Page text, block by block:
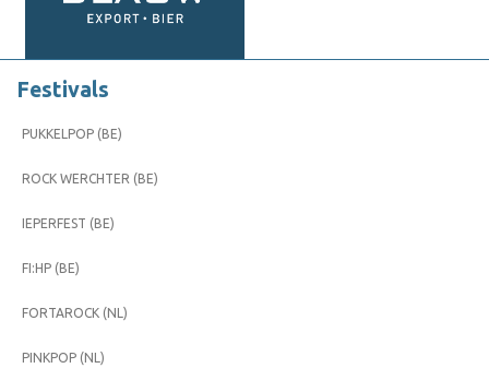
Festivals
PUKKELPOP (BE)
ROCK WERCHTER (BE)
IEPERFEST (BE)
FI:HP (BE)
FORTAROCK (NL)
PINKPOP (NL)